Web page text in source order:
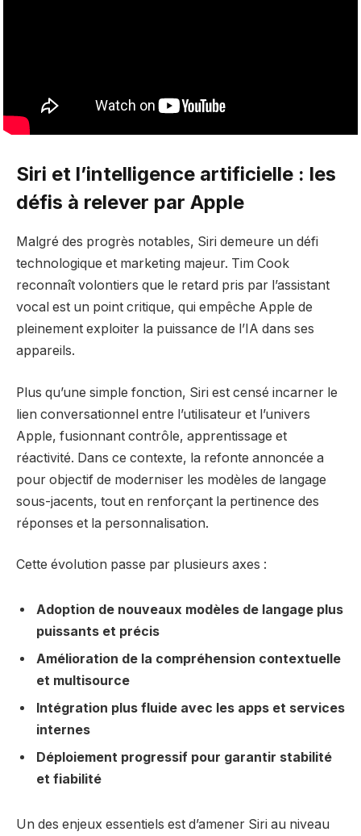
Siri et l’intelligence artificielle : les
défis à relever par Apple
Malgré des progrès notables, Siri demeure un défi
technologique et marketing majeur. Tim Cook
reconnaît volontiers que le retard pris par l’assistant
vocal est un point critique, qui empêche Apple de
pleinement exploiter la puissance de l’IA dans ses
appareils.
Plus qu’une simple fonction, Siri est censé incarner le
lien conversationnel entre l’utilisateur et l’univers
Apple, fusionnant contrôle, apprentissage et
réactivité. Dans ce contexte, la refonte annoncée a
pour objectif de moderniser les modèles de langage
sous-jacents, tout en renforçant la pertinence des
réponses et la personnalisation.
Cette évolution passe par plusieurs axes :
Adoption de nouveaux modèles de langage plus
puissants et précis
Amélioration de la compréhension contextuelle
et multisource
Intégration plus fluide avec les apps et services
internes
Déploiement progressif pour garantir stabilité
et fiabilité
Un des enjeux essentiels est d’amener Siri au niveau